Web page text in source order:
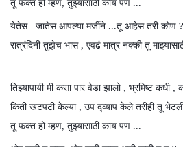
येतेस- जातेस आपल्या मर्जीने ...तू आहेस तरी कोण ?
रात्रंदिनी तुझेच भास, एवढं मात्र नक्की तू
तिझ्यापायी मी कसा पार वेडा झालो, भ्रमिष्ट कधी,
किती खटपटी केल्या, उप द्व्याप केले तरीही तू
तू फक्त हो म्हण, तुझ्यासाठी काय पण ...